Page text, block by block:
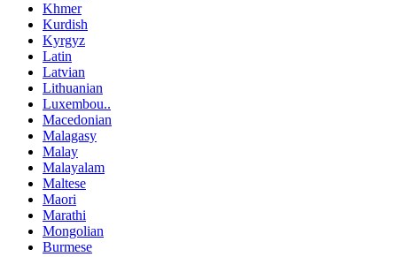
Khmer
Kurdish
Kyrgyz
Latin
Latvian
Lithuanian
Luxembou..
Macedonian
Malagasy
Malay
Malayalam
Maltese
Maori
Marathi
Mongolian
Burmese